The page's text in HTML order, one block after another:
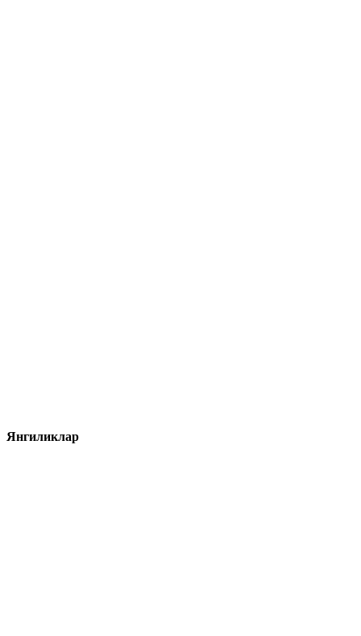
Янгиликлар